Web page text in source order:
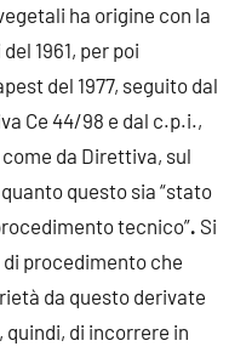
ha origine con la
1961, per poi
del 1977, seguito dal
Ce 44/98 e dal c.p.i.,
da Direttiva, sul
questo sia “stato
tecnico”. Si
procedimento che
da questo derivate
quindi, di incorrere in